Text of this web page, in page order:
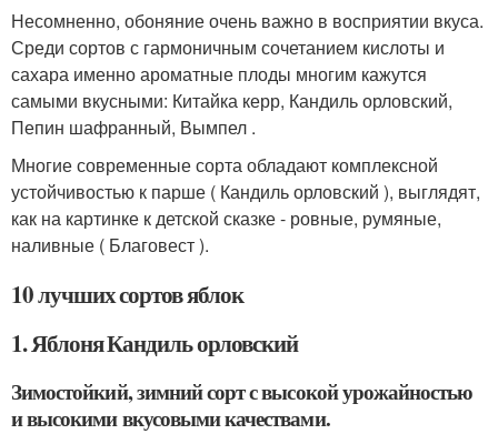
Несомненно, обоняние очень важно в восприятии вкуса.
Среди сортов с гармоничным сочетанием кислоты и
сахара именно ароматные плоды многим кажутся
самыми вкусными: Китайка керр, Кандиль орловский,
Пепин шафранный, Вымпел .
Многие современные сорта обладают комплексной
устойчивостью к парше ( Кандиль орловский ), выглядят,
как на картинке к детской сказке - ровные, румяные,
наливные ( Благовест ).
10 лучших сортов яблок
1. Яблоня Кандиль орловский
Зимостойкий, зимний сорт с высокой урожайностью
и высокими вкусовыми качествами.